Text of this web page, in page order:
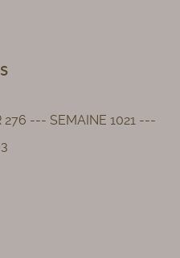
276 --- SEMAINE 1021 ---